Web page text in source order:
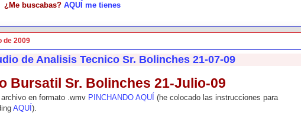
¿Me buscabas? AQUÍ me tienes
de 2009
de Analisis Tecnico Sr. Bolinches 21-07-09
Bursatil Sr. Bolinches 21-Julio-09
en formato .wmv PINCHANDO AQUÍ (he colocado las instrucciones para
AQUÍ ).